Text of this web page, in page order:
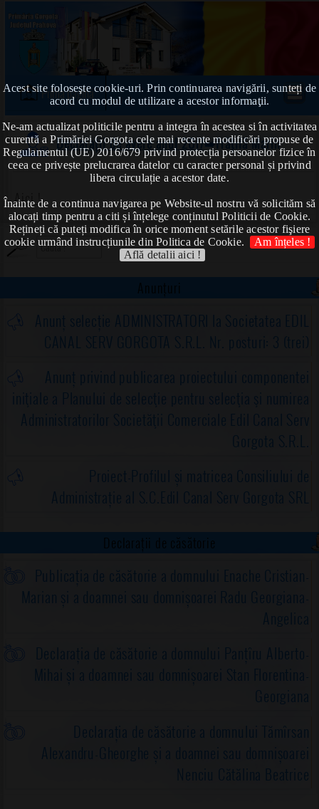
Acest site foloseşte cookie-uri. Prin continuarea navigării, sunteți de
acord cu modul de utilizare a acestor informaţii.
Ne-am actualizat politicile pentru a integra în acestea si în activitatea
curentă a Primăriei Gorgota cele mai recente modificări propuse de
Regulamentul (UE) 2016/679 privind protecția persoanelor fizice în
ceea ce privește prelucrarea datelor cu caracter personal și privind
libera circulație a acestor date.
Înainte de a continua navigarea pe Website-ul nostru vă solicităm să
alocați timp pentru a citi și înțelege conținutul Politicii de Cookie.
Rețineți că puteți modifica în orice moment setările acestor fişiere
cookie urmând instrucțiunile din Politica de Cookie.
Am înțeles !
Află detalii aici !
Prima pagină
Declarații de avere anul 2017➠Frățilă Marin
Aici !
Anunțuri
Anunț selecție ADMINISTRATORI la Societatea EDIL
CANAL SERV GORGOTA S.R.L. Nr. posturi: 3 (trei)
Anunț privind publicarea proiectului componentei
iniţiale a Planului de selecţie pentru selecţia şi numirea
Administratorilor Societăţii Comerciale Edil Canal Serv
Gorgota S.R.L.
Proiect-Profilul și matricea Consiliului de
Administrație al S.C.Edil Canal Serv Gorgota SRL
Declarații de căsătorie
Publicația de căsătorie a domnului Enache Cristian-
Marian și a doamnei sau domnișoarei Radu Georgiana-
Angelica
Declarația de căsătorie a domnului Panțîru Alberto-
Mihai și a doamnei sau domnișoarei Stan Florentina-
Georgiana
Declarația de căsătorie a domnului Tămîrsan
Alexandru-Gheorghe și a doamnei sau domnișoarei
Nenciu Cătălina Beatrice